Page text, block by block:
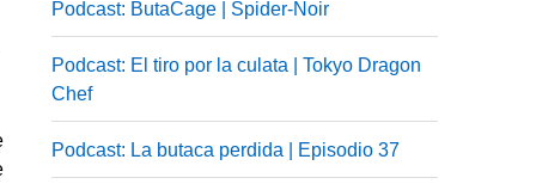
Podcast: ButaCage | Spider-Noir
Podcast: El tiro por la culata | Tokyo Dragon
Chef
Podcast: La butaca perdida | Episodio 37